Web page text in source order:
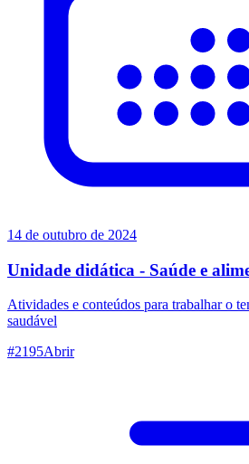
14 de outubro de 2024
Unidade didática - Saúde e
Atividades e conteúdos para trabalhar o
saudável
#2195Abrir